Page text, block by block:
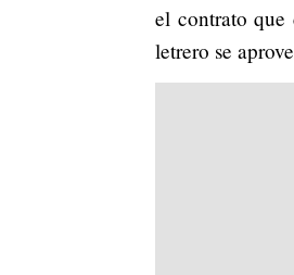
el contrato que
letrero se